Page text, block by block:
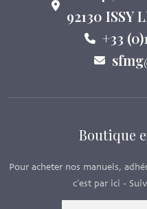
92130 ISSY
+33
Boutique
Pour acheter nos manuels,
c’est par ici -